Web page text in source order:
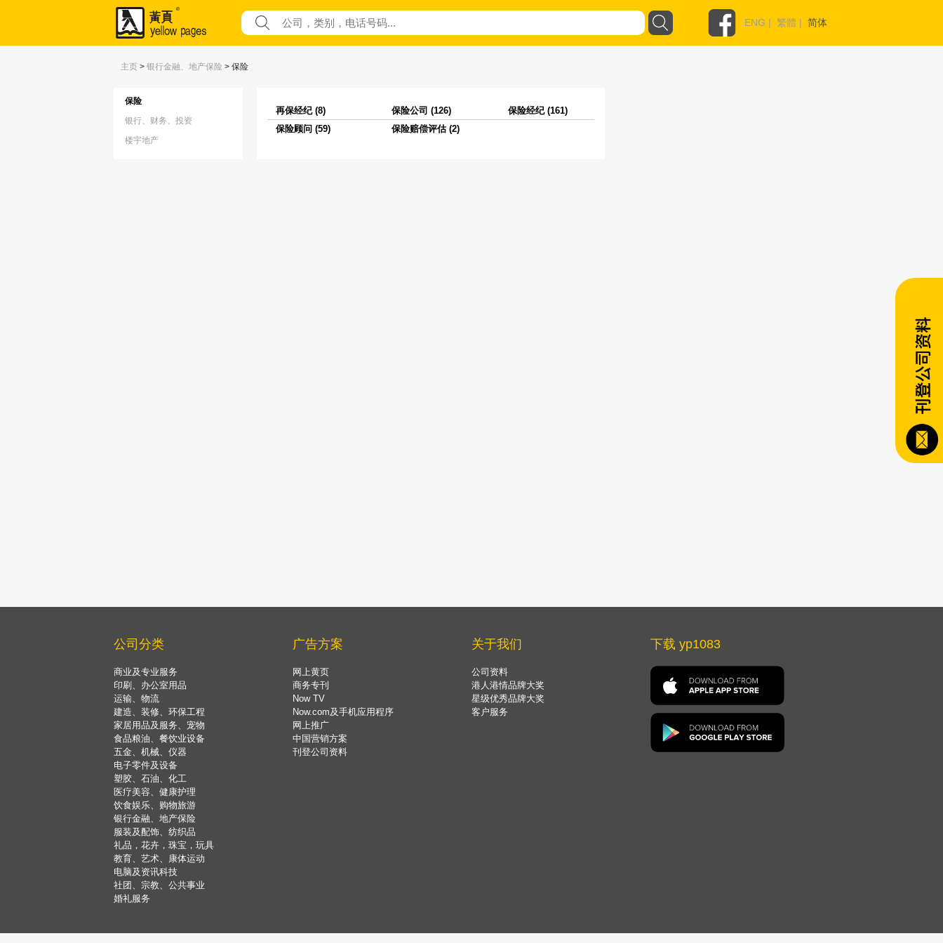
ENG | 繁體 | 简体
主页 > 银行金融、地产保险 > 保险
保险
银行、财务、投资
楼宇地产
再保经纪 (8) 保险公司 (126)
保险经纪 (161)
保险顾问 (59)
保险赔偿评估 (2)
公司分类
商业及专业服务
印刷、办公室用品
运输、物流
建造、装修、环保工程
家居用品及服务、宠物
食品粮油、餐饮业设备
五金、机械、仪器
电子零件及设备
塑胶、石油、化工
医疗美容、健康护理
饮食娱乐、购物旅游
银行金融、地产保险
服装及配饰、纺织品
礼品，花卉，珠宝，玩具
教育、艺术、康体运动
电脑及资讯科技
社团、宗教、公共事业
婚礼服务
广告方案
网上黄页
商务专刊
Now TV
Now.com及手机应用程序
网上推广
中国营销方案
刊登公司资料
关于我们
公司资料
港人港情品牌大奖
星级优秀品牌大奖
客户服务
下载 yp1083